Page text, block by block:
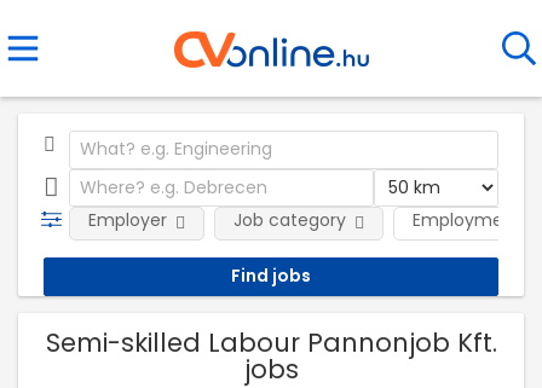
Employment
Employer Job category
Semi-skilled Labour Pannonjob Kft.
jobs